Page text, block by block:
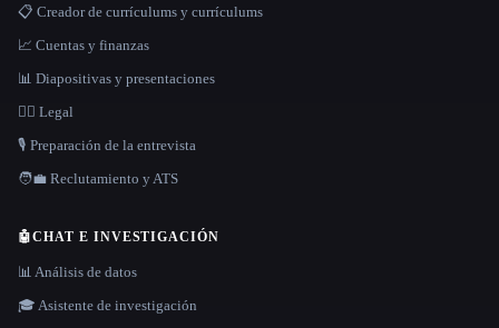
📋 Creador de currículums y currículums
📈 Cuentas y finanzas
📊 Diapositivas y presentaciones
👩‍⚖️ Legal
🎙️ Preparación de la entrevista
🧑‍💼 Reclutamiento y ATS
🤖CHAT E INVESTIGACIÓN
📊 Análisis de datos
🎓 Asistente de investigación